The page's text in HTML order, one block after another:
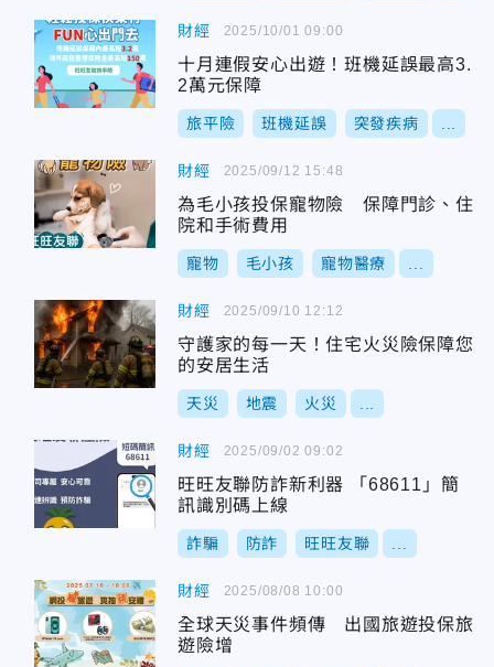
財經
十月連假安心出遊！班機延誤最高3.
2萬元保障
旅平險 班機延誤 突發疾病
2025/10/01 09:00
財經
為毛小孩投保寵物險 保障門診、住
院和手術費用
寵物 毛小孩 寵物醫療
2025/09/12 15:48
財經
守護家的每一天！住宅火災險保障您
的安居生活
天災 地震 火災
2025/09/10 12:12
財經
旺旺友聯防詐新利器 「68611」簡
訊識別碼上線
詐騙 防詐 旺旺友聯
2025/09/02 09:02
財經
全球天災事件頻傳 出國旅遊投保旅
遊險增
2025/08/08 10:00